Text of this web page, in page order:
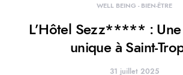
WELL BEING - BIEN-ÊTRE
L’Hôtel Sezz***** : Une
unique à Saint-
31 juillet 2025